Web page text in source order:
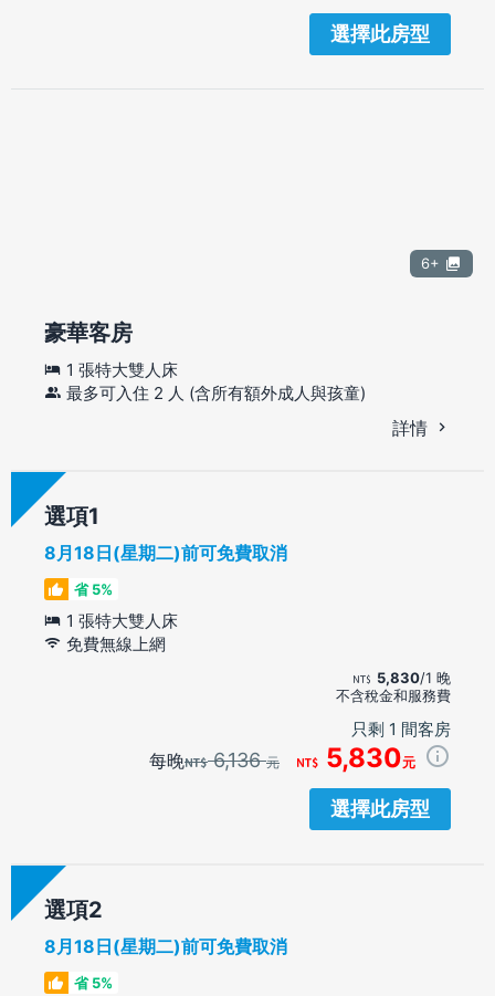
選擇此房型
6+
豪華客房
1 張特大雙人床
最多可入住 2 人 (含所有額外成人與孩童)
詳情
選項
8月18日(星期二)前可免費取消
省 5%
1 張特大雙人床
免費無線上網
5,830/1 晚
不含稅金和服務費
只剩 1 間客房
每晚 6,136元 5,830元
選擇此房型
選項
8月18日(星期二)前可免費取消
省 5%